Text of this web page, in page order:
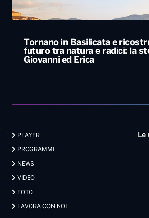
Tornano in Basilicata e
futuro tra natura e radici: la
Giovanni ed Erica
Le
PLAYER
PROGRAMMI
NEWS
VIDEO
FOTO
LAVORA CON NOI